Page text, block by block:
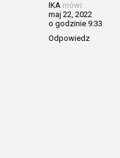
IKA mówi:
maj 22, 2022
o godzinie 9:33
Odpowiedz